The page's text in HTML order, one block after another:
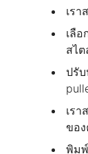
เร
เลื
สไ
ปรั
เร
ขอ
พิม